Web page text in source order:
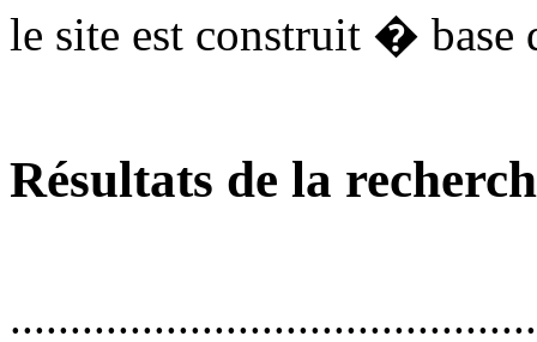
le site est construit � base
Résultats de la